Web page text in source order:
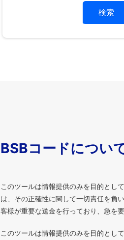
検索
BSBコードについ
このツールは情報提供のみを目的とし
は、その正確性に関して一切責任を負
客様が重要な送金を行っており、急を
このツールは情報提供のみを目的とし